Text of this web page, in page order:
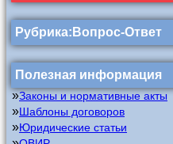
Рубрика:Вопрос-Ответ
Полезная информация
»Законы и нормативные акты
»Шаблоны договоров
»Юридические статьи